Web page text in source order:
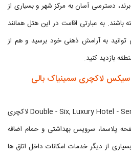
دسترسی آسان به مرکز شهر و بسیاری از
باشند. به عبارتی اقامت در این هتل همانند
به آرامش ذهنی خود برسید و هم از
بازدید کنید.
سیکس لاکچری سمینیاک بالی
برخی اتاق های هتل Double - Six, Luxury Hotel - Seminyak Bali لاکچری
پلاسما، سرویس بهداشتی و حمام اضافه
از دیگر خدمات امکانات داخل اتاق ها